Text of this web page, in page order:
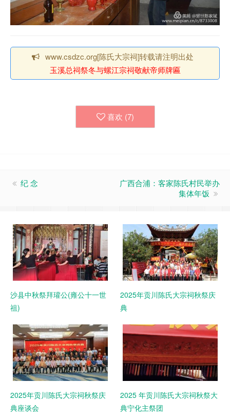
www.csdzc.org[陈氏大宗祠]转载请注明出处
玉溪总祠祭冬与螺江宗祠敬献帝师牌匾
喜欢 (7)
纪 念
广西合浦：客家陈氏村民举办
集体年饭
沙县中秋祭拜瓘公(雍公十一世
祖)
2025年贡川陈氏大宗祠秋祭庆
典
2025年贡川陈氏大宗祠秋祭庆
典座谈会
2025 年贡川陈氏大宗祠秋祭大
典宁化主祭团